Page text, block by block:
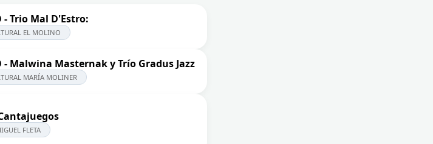
- Trio Mal D'Estro:
EL MOLINO
- Malwina Masternak y Trío Gradus Jazz
MARÍA MOLINER
FLETA